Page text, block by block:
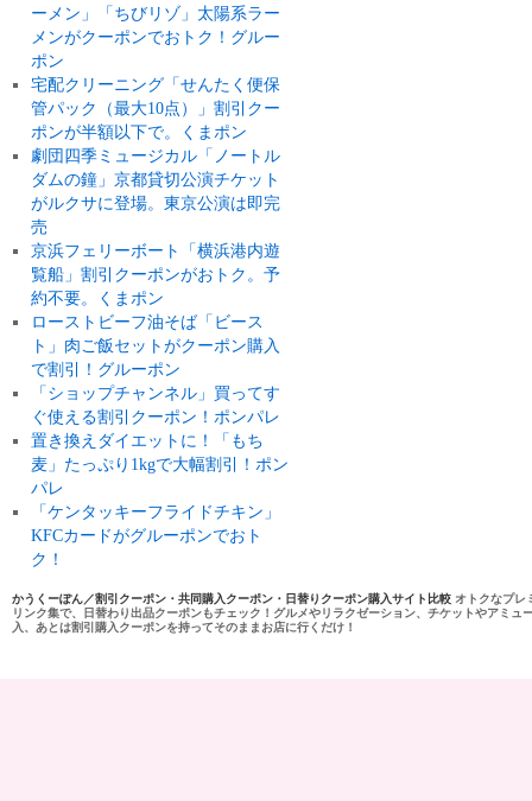
ーメン」「ちびリゾ」太陽系ラー
メンがクーポンでおトク！グルー
ポン
宅配クリーニング「せんたく便保
管パック（最大10点）」割引クー
ポンが半額以下で。くまポン
劇団四季ミュージカル「ノートル
ダムの鐘」京都貸切公演チケット
がルクサに登場。東京公演は即完
売
京浜フェリーボート「横浜港内遊
覧船」割引クーポンがおトク。予
約不要。くまポン
ローストビーフ油そば「ビース
ト」肉ご飯セットがクーポン購入
で割引！グルーポン
「ショップチャンネル」買ってす
ぐ使える割引クーポン！ポンパレ
置き換えダイエットに！「もち
麦」たっぷり1kgで大幅割引！ポン
パレ
「ケンタッキーフライドチキン」
KFCカードがグルーポンでおト
ク！
かうくーぽん／割引クーポン・共同購入クーポン・日替りクーポン購入サイト比較 オトクなプレ
リンク集で、日替わり出品クーポンもチェック！グルメやリラクゼーション、チケットやアミ
入、あとは割引購入クーポンを持ってそのままお店に行くだけ！